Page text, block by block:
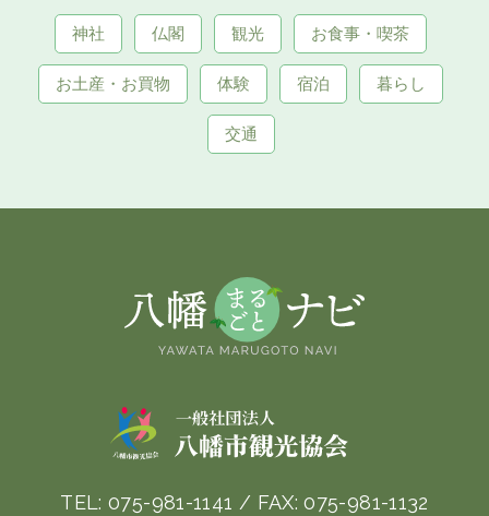
神社 仏閣 観光 お食事・喫茶
お土産・お買物 体験 宿泊 暮らし
交通
TEL:075-981-1141 / FAX:075-981-1132